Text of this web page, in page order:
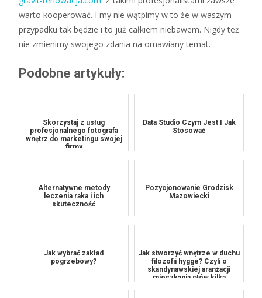
warto kooperować. I my nie wątpimy w to że w waszym
przypadku tak będzie i to już całkiem niebawem. Nigdy też
nie zmienimy swojego zdania na omawiany temat.
Podobne artykuły:
Skorzystaj z usług
profesjonalnego fotografa
wnętrz do marketingu swojej
firmy
Data Studio Czym Jest I Jak
Stosować
Alternatywne metody
leczenia raka i ich
skuteczność
Pozycjonowanie Grodzisk
Mazowiecki
Jak wybrać zakład
pogrzebowy?
Jak stworzyć wnętrze w duchu
filozofii hygge? Czyli o
skandynawskiej aranżacji
mieszkania słów kilka